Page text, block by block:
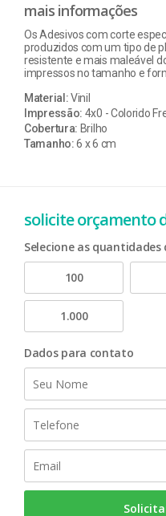
mais informações
Os Adesivos com corte
produzidos com um tipo de
resistente e mais maleável
impressos no tamanho e
Material:Vinil
Impressão: 4x0 - Colorido
Cobertura: Brilho
Tamanho:6 x 6 cm
solicite orçamento
Selecione as quantidades
100
1.000
Dados para contato